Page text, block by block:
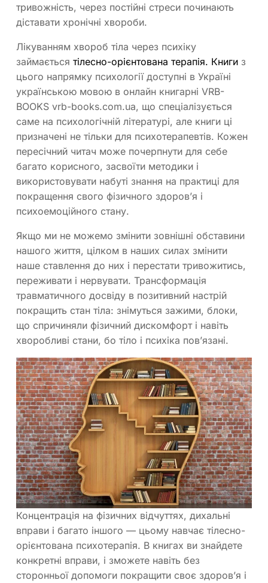
тривожність, через постійні стреси починають
діставати хронічні хвороби.
Лікуванням хвороб тіла через психіку
займається тілесно-орієнтована терапія. Книги з
цього напрямку психології доступні в Україні
українською мовою в онлайн книгарні VRB-
BOOKS vrb-books.com.ua, що спеціалізується
саме на психологічній літературі, але книги ці
призначені не тільки для психотерапевтів. Кожен
пересічний читач може почерпнути для себе
багато корисного, засвоїти методики і
використовувати набуті знання на практиці для
покращення свого фізичного здоров’я і
психоемоційного стану.
Якщо ми не можемо змінити зовнішні обставини
нашого життя, цілком в наших силах змінити
наше ставлення до них і перестати тривожитись,
переживати і нервувати. Трансформація
травматичного досвіду в позитивний настрій
покращить стан тіла: знімуться зажими, блоки,
що спричиняли фізичний дискомфорт і навіть
хворобливі стани, бо тіло і психіка пов’язані.
Концентрація на фізичних відчуттях, дихальні
вправи і багато іншого — цьому навчає тілесно-
орієнтована психотерапія. В книгах ви знайдете
конкретні вправи, і зможете навіть без
сторонньої допомоги покращити своє здоров’я і